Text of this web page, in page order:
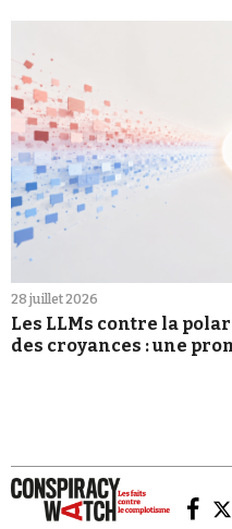
28 juillet 2026
Les LLMs contre la
des croyances : une